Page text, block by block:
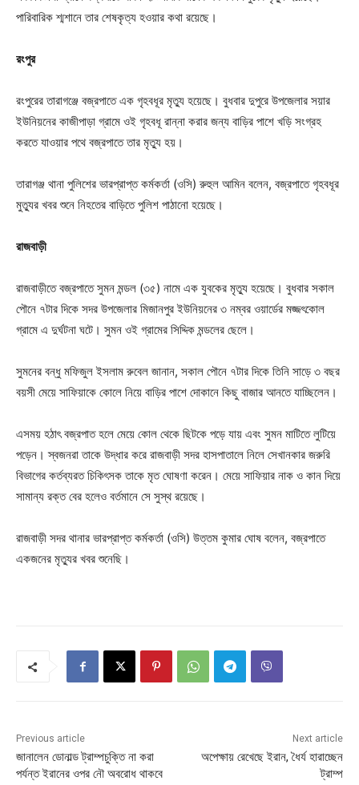
পারিবারিক শ্মশানে তার শেষকৃত্য হওয়ার কথা রয়েছে।
রংপুর
রংপুরের তারাগঞ্জে বজ্রপাতে এক গৃহবধূর মৃত্যু হয়েছে। বুধবার দুপুরে উপজেলার সয়ার
ইউনিয়নের কাজীপাড়া গ্রামে ওই গৃহবধূ রান্না করার জন্য বাড়ির পাশে খড়ি সংগ্রহ
করতে যাওয়ার পথে বজ্রপাতে তার মৃত্যু হয়।
তারাগঞ্জ থানা পুলিশের ভারপ্রাপ্ত কর্মকর্তা (ওসি) রুহুল আমিন বলেন, বজ্রপাতে গৃহবধূর
মুত্যুর খবর শুনে নিহতের বাড়িতে পুলিশ পাঠানো হয়েছে।
রাজবাড়ী
রাজবাড়ীতে বজ্রপাতে সুমন মন্ডল (৩৫) নামে এক যুবকের মৃত্যু হয়েছে। বুধবার সকাল
পৌনে ৭টার দিকে সদর উপজেলার মিজানপুর ইউনিয়নের ৩ নম্বর ওয়ার্ডের মজ্জৎকোল
গ্রামে এ দুর্ঘটনা ঘটে। সুমন ওই গ্রামের সিদ্দিক মন্ডলের ছেলে।
সুমনের বন্ধু মফিজুল ইসলাম রুবেল জানান, সকাল পৌনে ৭টার দিকে তিনি সাড়ে ৩ বছর
বয়সী মেয়ে সাফিয়াকে কোলে নিয়ে বাড়ির পাশে দোকানে কিছু বাজার আনতে যাচ্ছিলেন।
এসময় হঠাৎ বজ্রপাত হলে মেয়ে কোল থেকে ছিটকে পড়ে যায় এবং সুমন মাটিতে লুটিয়ে
পড়েন। স্বজনরা তাকে উদ্ধার করে রাজবাড়ী সদর হাসপাতালে নিলে সেখানকার জরুরি
বিভাগের কর্তব্যরত চিকিৎসক তাকে মৃত ঘোষণা করেন। মেয়ে সাফিয়ার নাক ও কান দিয়ে
সামান্য রক্ত বের হলেও বর্তমানে সে সুস্থ রয়েছে।
রাজবাড়ী সদর থানার ভারপ্রাপ্ত কর্মকর্তা (ওসি) উত্তম কুমার ঘোষ বলেন, বজ্রপাতে
একজনের মৃত্যুর খবর শুনেছি।
Previous article
জানালেন ডোনাল্ড ট্রাম্পচুক্তি না করা
পর্যন্ত ইরানের ওপর নৌ অবরোধ থাকবে
Next article
অপেক্ষায় রেখেছে ইরান, ধৈর্য হারাচ্ছেন
ট্রাম্প